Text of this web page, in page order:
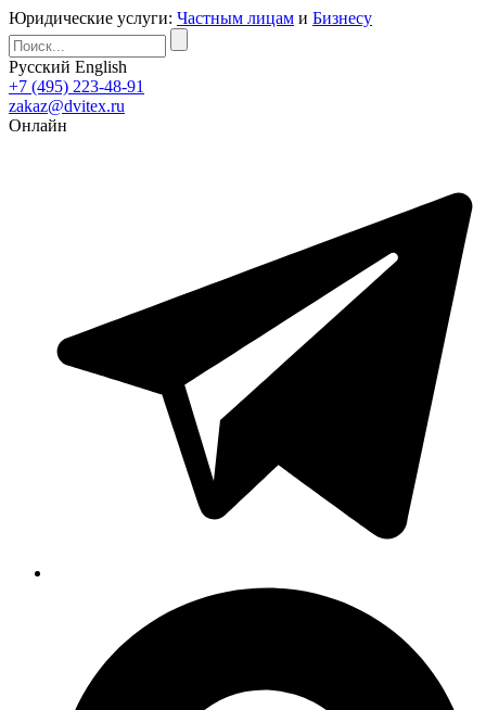
Юридические услуги: Частным лицам и Бизнесу
Русский English
+7 (495) 223-48-91
zakaz@dvitex.ru
Онлайн